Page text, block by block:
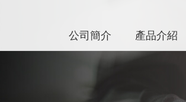
公司簡介 產品介紹